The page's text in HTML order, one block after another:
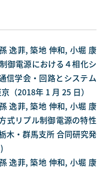
逸菲, 築地 伸和, 小堀 康
御電源における４相化シ
信学会・回路とシステム
（2018年 1 月 25 日）
逸菲, 築地 伸和, 小堀 康
式リプル制御電源の特性
木・群馬支所 合同研究発
逸菲, 築地 伸和, 小堀 康